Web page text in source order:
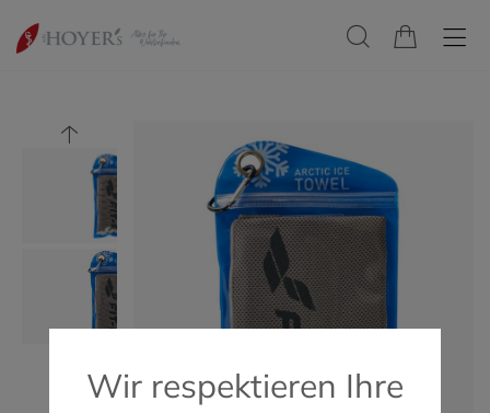
Wir respektieren Ihre